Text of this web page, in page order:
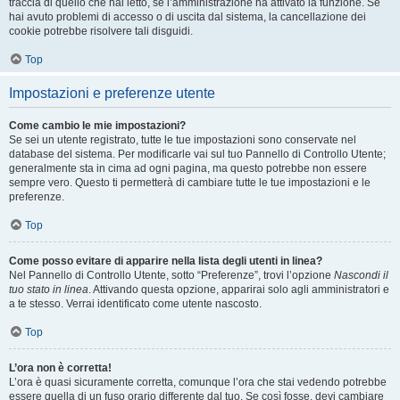
traccia di quello che hai letto, se l’amministrazione ha attivato la funzione. Se
hai avuto problemi di accesso o di uscita dal sistema, la cancellazione dei
cookie potrebbe risolvere tali disguidi.
Top
Impostazioni e preferenze utente
Come cambio le mie impostazioni?
Se sei un utente registrato, tutte le tue impostazioni sono conservate nel
database del sistema. Per modificarle vai sul tuo Pannello di Controllo Utente;
generalmente sta in cima ad ogni pagina, ma questo potrebbe non essere
sempre vero. Questo ti permetterà di cambiare tutte le tue impostazioni e le
preferenze.
Top
Come posso evitare di apparire nella lista degli utenti in linea?
Nel Pannello di Controllo Utente, sotto “Preferenze”, trovi l’opzione Nascondi il
tuo stato in linea. Attivando questa opzione, apparirai solo agli amministratori e
a te stesso. Verrai identificato come utente nascosto.
Top
L’ora non è corretta!
L’ora è quasi sicuramente corretta, comunque l’ora che stai vedendo potrebbe
essere quella di un fuso orario differente dal tuo. Se così fosse, devi cambiare